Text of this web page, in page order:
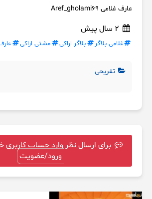
عارف غلامی Aref_gholami69
غلامی بلاگر بلاگر اراکی مشتی اراکی
تفریحی
برای ارسال نظر وارد حساب کاربری
ورود/عضویت